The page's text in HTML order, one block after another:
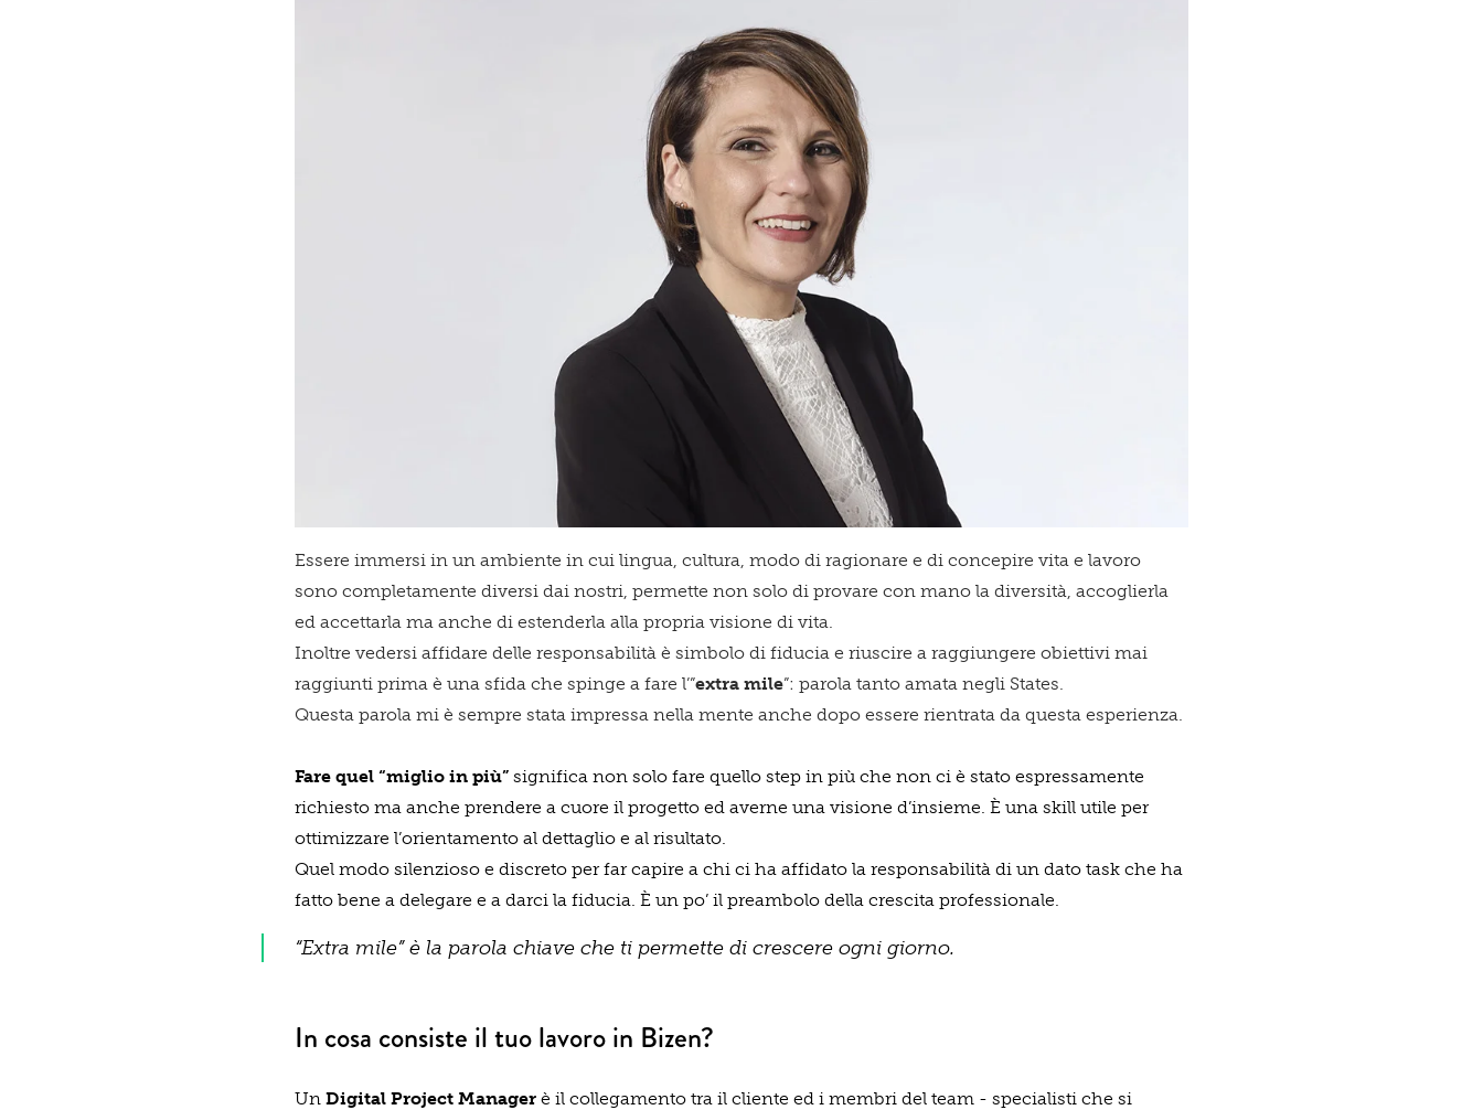
Acconsento a ricevere comunicazioni su novità, eventi e servizi
Confermo di aver preso visione dell'Informativa sul trattamento dei dati
Essere immersi in un ambiente in cui lingua, cultura, modo di ragionare e di concepire vita e lavoro
sono completamente diversi dai nostri, permette non solo di provare con mano la diversità, accoglierla
ed accettarla ma anche di estenderla alla propria visione di vita.
Inoltre vedersi affidare delle responsabilità è simbolo di fiducia e riuscire a raggiungere obiettivi mai
raggiunti prima è una sfida che spinge a fare l’”extra mile”: parola tanto amata negli States.
Questa parola mi è sempre stata impressa nella mente anche dopo essere rientrata da questa esperienza.
Fare quel “miglio in più” significa non solo fare quello step in più che non ci è stato espressamente
richiesto ma anche prendere a cuore il progetto ed averne una visione d’insieme. È una skill utile per
ottimizzare l’orientamento al dettaglio e al risultato.
Quel modo silenzioso e discreto per far capire a chi ci ha affidato la responsabilità di un dato task che ha
fatto bene a delegare e a darci la fiducia. È un po’ il preambolo della crescita professionale.
“Extra mile” è la parola chiave che ti permette di crescere ogni giorno.
In cosa consiste il tuo lavoro in Bizen?
UnDigital Project Manager è il collegamento tra il cliente ed i membri del team - specialisti che si